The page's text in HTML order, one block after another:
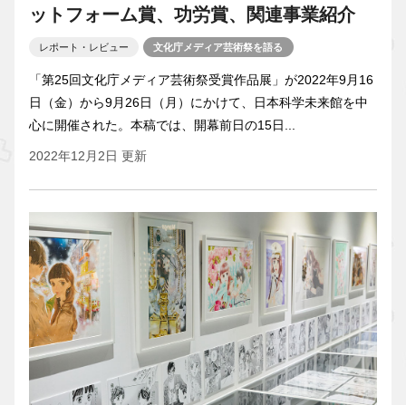
ットフォーム賞、功労賞、関連事業紹介
レポート・レビュー 文化庁メディア芸術祭を語る
「第25回文化庁メディア芸術祭受賞作品展」が2022年9月16
日（金）から9月26日（月）にかけて、日本科学未来館を中
心に開催された。本稿では、開幕前日の15日...
2022年12月2日 更新